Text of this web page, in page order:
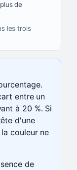
de
les trois
entre un
à 20 %. Si
d'une
couleur ne
de